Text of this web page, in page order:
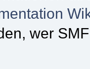
wer